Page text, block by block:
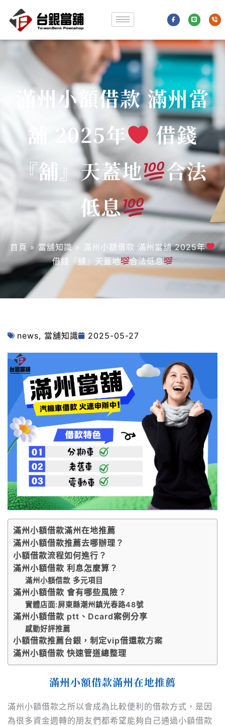
F
a
c
o
o
k
-
f
L
i
n
P
h
o
-
v
o
滿州小額借款 滿州當
舖 2025年
借錢
『舖』天蓋地
合法
低息
首頁 » 當舖知識» 滿州小額借款 滿州當舖 2025年
借錢『舖』天蓋地
合法低息
news, 當舖知識 2025-05-27
滿州小額借款滿州在地推薦
滿州小額借款推薦去哪辦理？
小額借款流程如何進行？
滿州小額借款 利息怎麼算？
滿州小額借款 多元項目
滿州小額借款 會有哪些風險？
實體店面:屏東縣潮州鎮光春路48號
滿州小額借款 ptt、Dcard案例分享
感動好評推薦
小額借款推薦台銀，制定vip借還款方案
滿州小額借款 快速管道總整理
滿州小額借款滿州在地推薦
滿州小額借款之所以會成為比較便利的借款方式，是因
為很多資金週轉的朋友們都希望能夠自己通過小額借款